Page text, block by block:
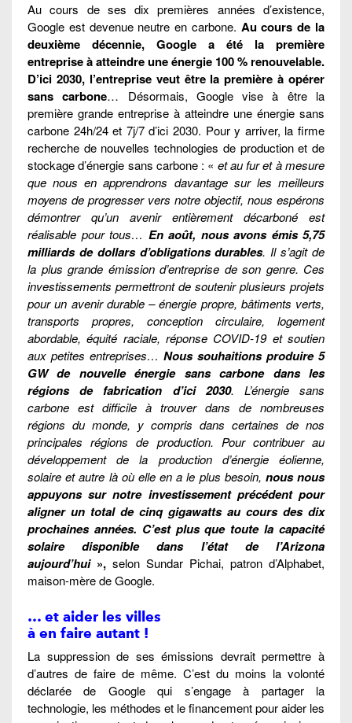
Au cours de ses dix premières années d’existence,
Google est devenue neutre en carbone. Au cours de la
deuxième décennie, Google a été la première
entreprise à atteindre une énergie 100 % renouvelable.
D’ici 2030, l’entreprise veut être la première à opérer
sans carbone… Désormais, Google vise à être la
première grande entreprise à atteindre une énergie sans
carbone 24h/24 et 7j/7 d’ici 2030. Pour y arriver, la firme
recherche de nouvelles technologies de production et de
stockage d’énergie sans carbone : « et au fur et à mesure
que nous en apprendrons davantage sur les meilleurs
moyens de progresser vers notre objectif, nous espérons
démontrer qu’un avenir entièrement décarboné est
réalisable pour tous… En août, nous avons émis 5,75
milliards de dollars d’obligations durables. Il s’agit de
la plus grande émission d’entreprise de son genre. Ces
investissements permettront de soutenir plusieurs projets
pour un avenir durable – énergie propre, bâtiments verts,
transports propres, conception circulaire, logement
abordable, équité raciale, réponse COVID-19 et soutien
aux petites entreprises… Nous souhaitions produire 5
GW de nouvelle énergie sans carbone dans les
régions de fabrication d’ici 2030. L’énergie sans
carbone est difficile à trouver dans de nombreuses
régions du monde, y compris dans certaines de nos
principales régions de production. Pour contribuer au
développement de la production d’énergie éolienne,
solaire et autre là où elle en a le plus besoin, nous nous
appuyons sur notre investissement précédent pour
aligner un total de cinq gigawatts au cours des dix
prochaines années. C’est plus que toute la capacité
solaire disponible dans l’état de l’Arizona
aujourd’hui», selon Sundar Pichai, patron d’Alphabet,
maison-mère de Google.
… et aider les villes
à en faire autant !
La suppression de ses émissions devrait permettre à
d’autres de faire de même. C’est du moins la volonté
déclarée de Google qui s’engage à partager la
technologie, les méthodes et le financement pour aider les